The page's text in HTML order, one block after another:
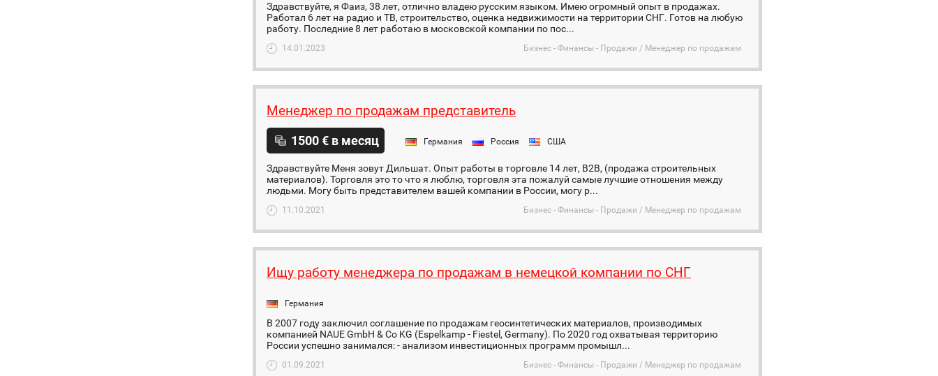
Здравствуйте, я Фаиз, 38 лет, отлично владею русским языком. Имею огромный опыт в продажах.
Работал 6 лет на радио и ТВ, строительство, оценка недвижимости на территории СНГ. Готов на любую
работу. Последние 8 лет работаю в московской компании по пос...
14.01.2023 Бизнес - Финансы - Продажи / Менеджер по продажам
Менеджер по продажам представитель
1500 € в месяц Германия Россия США
Здравствуйте Меня зовут Дильшат. Опыт работы в торговле 14 лет, B2B, (продажа строительных
материалов). Торговля это то что я люблю, торговля эта пожалуй самые лучшие отношения между
людьми. Могу быть представителем вашей компании в России, могу р...
11.10.2021 Бизнес - Финансы - Продажи / Менеджер по продажам
Ищу работу менеджера по продажам в немецкой компании по СНГ
Германия
В 2007 году заключил соглашение по продажам геосинтетических материалов, производимых
компанией NAUE GmbH & Co KG (Espelkamp - Fiestel, Germany). По 2020 год охватывая территорию
России успешно занимался: - анализом инвестиционных программ промышл...
01.09.2021 Бизнес - Финансы - Продажи / Менеджер по продажам